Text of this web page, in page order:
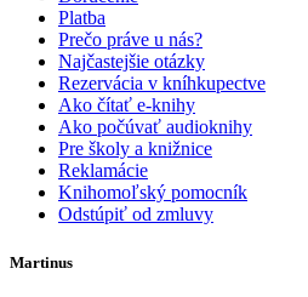
Platba
Prečo práve u nás?
Najčastejšie otázky
Rezervácia v kníhkupectve
Ako čítať e-knihy
Ako počúvať audioknihy
Pre školy a knižnice
Reklamácie
Knihomoľský pomocník
Odstúpiť od zmluvy
Martinus